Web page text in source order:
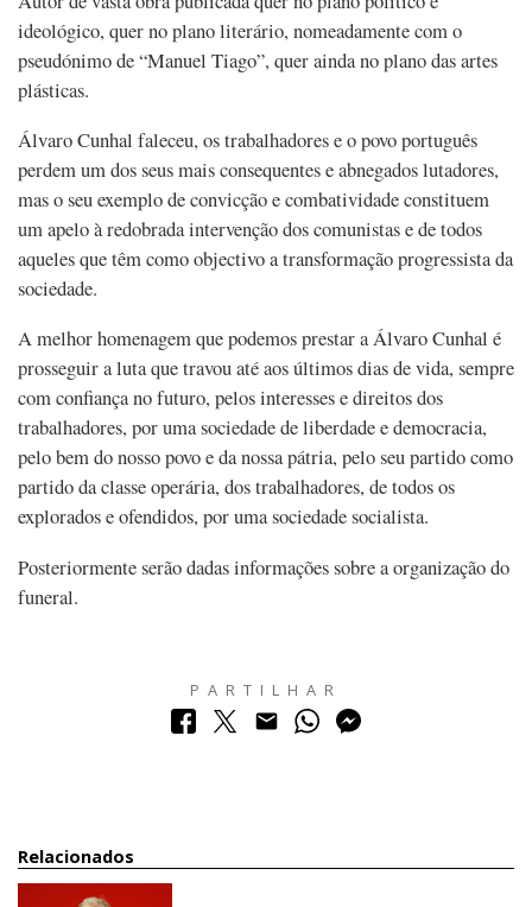
ideológico, quer no plano literário, nomeadamente com o
pseudónimo de “Manuel Tiago”, quer ainda no plano das artes
plásticas.
Álvaro Cunhal faleceu, os trabalhadores e o povo português
perdem um dos seus mais consequentes e abnegados lutadores,
mas o seu exemplo de convicção e combatividade constituem
um apelo à redobrada intervenção dos comunistas e de todos
aqueles que têm como objectivo a transformação progressista da
sociedade.
A melhor homenagem que podemos prestar a Álvaro Cunhal é
prosseguir a luta que travou até aos últimos dias de vida, sempre
com confiança no futuro, pelos interesses e direitos dos
trabalhadores, por uma sociedade de liberdade e democracia,
pelo bem do nosso povo e da nossa pátria, pelo seu partido como
partido da classe operária, dos trabalhadores, de todos os
explorados e ofendidos, por uma sociedade socialista.
Posteriormente serão dadas informações sobre a organização do
funeral.
PARTILHAR
Relacionados